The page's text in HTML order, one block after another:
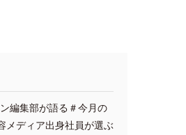
編集部が語る＃今月の
メディア出身社員が選ぶ